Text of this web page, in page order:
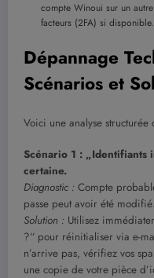
compte Winoui sur un
facteurs (2FA) si disponible.
Dépannage
Scénarios et
Voici une analyse structurée
Scénario 1 : „Identifiants
certaine.
Diagnostic : Compte
passe peut avoir été modifié.
Solution : Utilisez
?“ pour réinitialiser via e-
n’arrive pas, vérifiez vos
une copie de votre pièce